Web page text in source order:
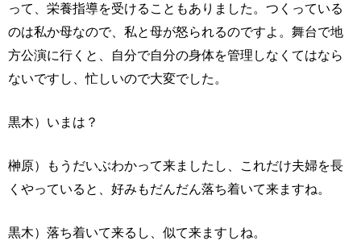
って、栄養指導を受けることもありました。つくっている
のは私か母なので、私と母が怒られるのですよ。舞台で地
方公演に行くと、自分で自分の身体を管理しなくてはなら
ないですし、忙しいので大変でした。
黒木）いまは？
榊原）もうだいぶわかって来ましたし、これだけ夫婦を長
くやっていると、好みもだんだん落ち着いて来ますね。
黒木）落ち着いて来るし、似て来ますしね。